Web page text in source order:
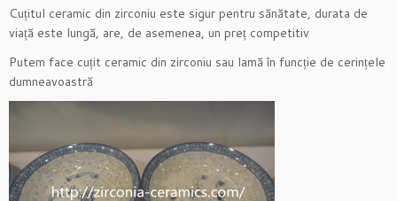
Cuțitul ceramic din zirconiu este sigur pentru sănătate, durata de
viață este lungă, are, de asemenea, un preț competitiv
Putem face cuțit ceramic din zirconiu sau lamă în funcție de cerințele
dumneavoastră